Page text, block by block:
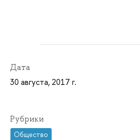
Дата
30 августа, 2017 г.
Рубрики
Общество